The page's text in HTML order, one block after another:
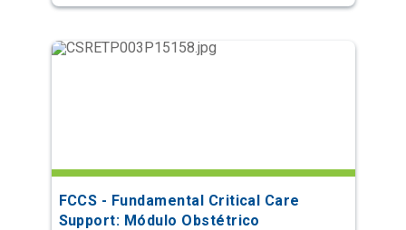
FCCS - Fundamental Critical Care
Support: Módulo Obstétrico